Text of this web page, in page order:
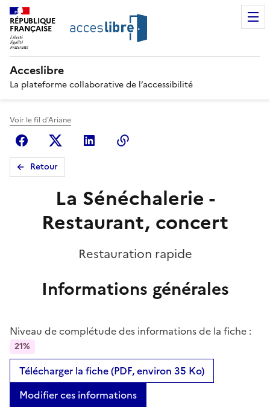
RÉPUBLIQUE
FRANÇAISE
Acceslibre
La plateforme collaborative de l’accessibilité
Voir le fil d'Ariane
FacebookX (anciennement Twitter)
Linkedin
Retour
La Sénéchalerie -
Restaurant, concert
Restauration rapide
Informations générales
Niveau de complétude des informations de la fiche :
21%
Télécharger la fiche (PDF, environ 35 Ko)
Modifier ces informations